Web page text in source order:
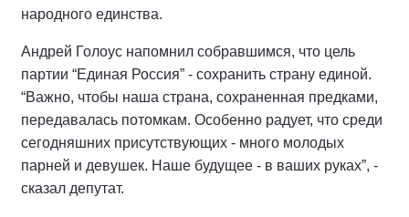
народного единства.
Андрей Голоус напомнил собравшимся, что цель
партии “Единая Россия” - сохранить страну единой.
“Важно, чтобы наша страна, сохраненная предками,
передавалась потомкам. Особенно радует, что среди
сегодняшних присутствующих - много молодых
парней и девушек. Наше будущее - в ваших руках”, -
сказал депутат.